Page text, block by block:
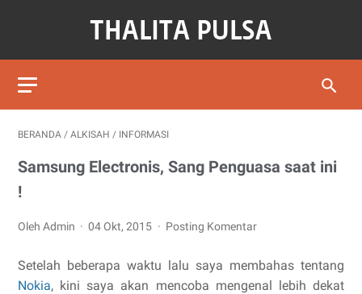
BERANDA / ALKISAH / INFORMASI
Samsung Electronis, Sang Penguasa saat ini
!
Oleh Admin 04 Okt, 2015 Posting Komentar
Setelah beberapa waktu lalu saya membahas tentang
Nokia, kini saya akan mencoba mengenal lebih dekat